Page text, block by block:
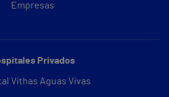
Empresas
Privados
Vithas Aguas Vivas